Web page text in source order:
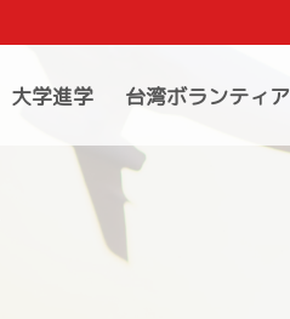
大学進学 台湾ボランティア